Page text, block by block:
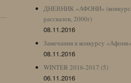
ДНЕВНИК «АФОНИ» (конкурса
рассказов, 2000г)
08.11.2016
Замечания к конкурсу «Афоня»
08.11.2016
WINTER 2016-2017 (5)
06.11.2016